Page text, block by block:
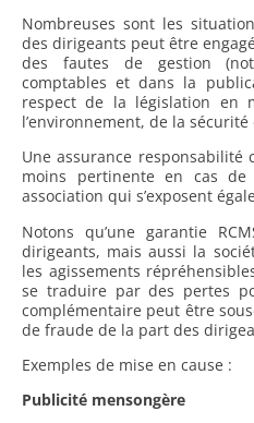
Nombreuses sont les
des dirigeants peut être
des fautes de gestion
comptables et dans la
respect de la législation en
l’environnement, de la
Une assurance responsabilité
moins pertinente en cas de
association qui s’exposent
Notons qu’une garantie
dirigeants, mais aussi la
les agissements
se traduire par des pertes
complémentaire peut être
de fraude de la part des
Exemples de mise en cause :
Publicité mensongère